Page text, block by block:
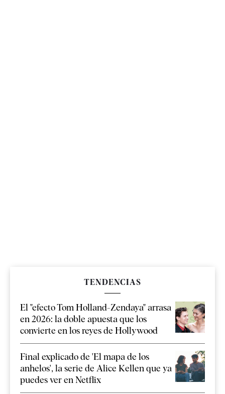
TENDENCIAS
El "efecto Tom Holland-Zendaya" arrasa
en 2026: la doble apuesta que los
convierte en los reyes de Hollywood
Final explicado de 'El mapa de los
anhelos', la serie de Alice Kellen que ya
puedes ver en Netflix